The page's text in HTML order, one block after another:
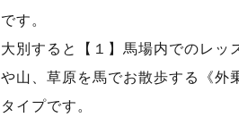
です。
大別すると【１】馬場内でのレッ
や山、草原を馬でお散歩する《外
タイプです。